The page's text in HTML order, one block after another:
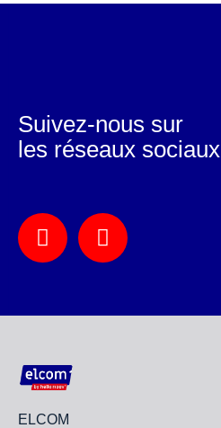
ELCOM
Suivez-nous sur
les réseaux sociaux